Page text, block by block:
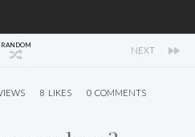
RANDOM NEXT
8 LIKES 0 COMMENTS